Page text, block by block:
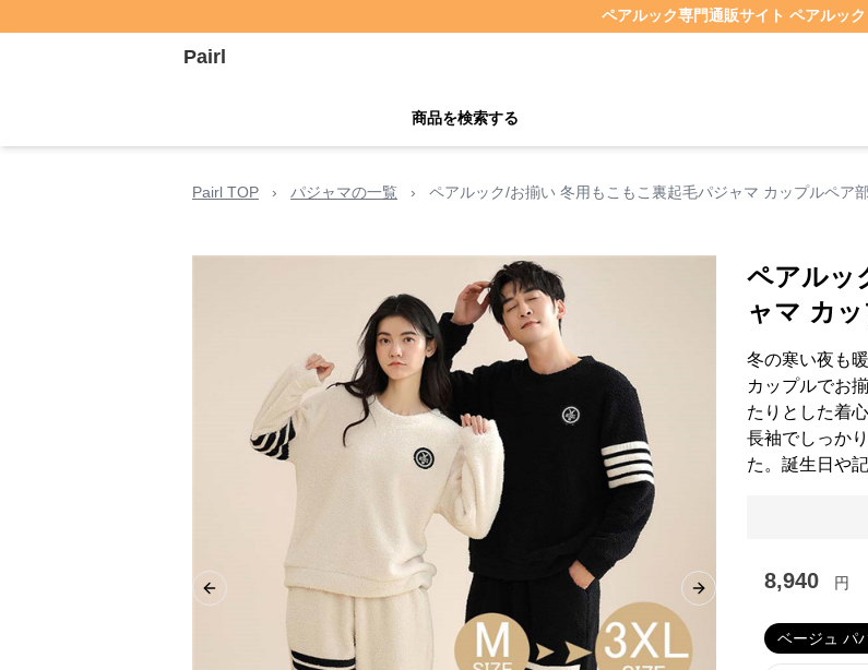
ペアルック専門通販サイト ペアルック
Pairl
商品を検索する
Pairl TOP › パジャマの一覧 › ペアルック/お揃い 冬用もこもこ裏起毛パジャマ カップルペア
Previous slide Next slide
ペアルッ
ャマ カ
冬の寒い夜も
カップルでお
たりとした着
長袖でしっか
た。誕生日や
8,940 円
ベージュ パ